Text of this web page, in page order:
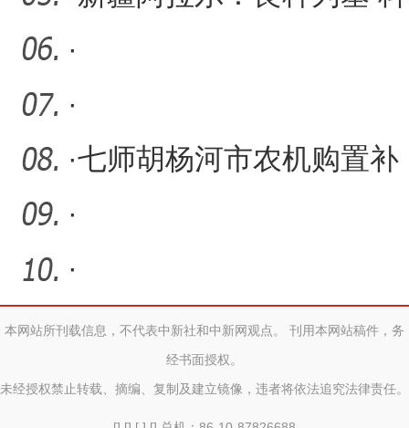
技“护航”扛稳小麦丰产“
·
·
·七师胡杨河市农机购置补
贴2521.78万元
·
·
本网站所刊载信息，不代表中新社和中新网观点。 刊用本网站稿件，务
经书面授权。
未经授权禁止转载、摘编、复制及建立镜像，违者将依法追究法律责任。